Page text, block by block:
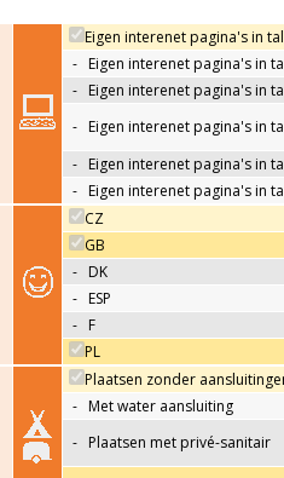
Eigen interenet pagina's in
- Eigen interenet pagina's in
- Eigen interenet pagina's in
- Eigen interenet pagina's in
- Eigen interenet pagina's in
- Eigen interenet pagina's in
CZ
GB
- DK
- ESP
- F
PL
Plaatsen zonder
- Met water aansluiting
- Plaatsen met privé-sanitair